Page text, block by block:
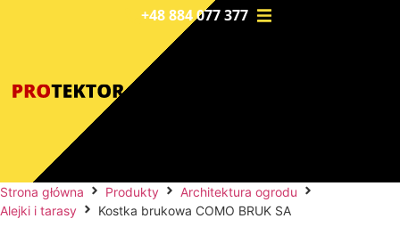
+48 884 077 377
Strona główna Produkty
Architektura ogrodu
Alejki i tarasy
Kostka brukowa COMO BRUK SA